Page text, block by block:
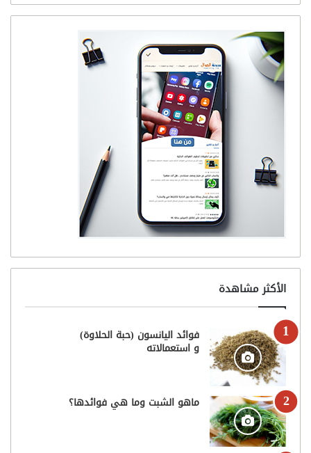
الأكثر مشاهدة
فوائد اليانسون (حبة الحلاوة)
و استعمالاته
ماهو الشبت وما هي فوائدها؟